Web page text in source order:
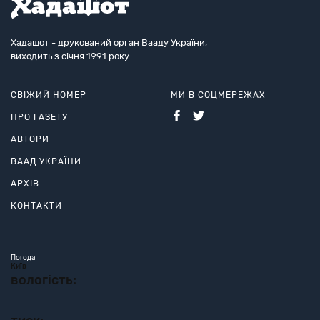
Хадашот - друкований орган Вааду України,
виходить з січня 1991 року.
СВІЖИЙ НОМЕР
ПРО ГАЗЕТУ
АВТОРИ
ВААД УКРАЇНИ
АРХІВ
КОНТАКТИ
МИ В СОЦМЕРЕЖАХ
Погода
Київ
вологість: